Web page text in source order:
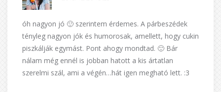
óh nagyon jó 🙂 szerintem érdemes. A párbeszédek
tényleg nagyon jók és humorosak, amellett, hogy cukin
piszkálják egymást. Pont ahogy mondtad. 🙂 Bár
nálam még ennél is jobban hatott a kis ártatlan
szerelmi szál, ami a végén…hát igen megható lett. :3